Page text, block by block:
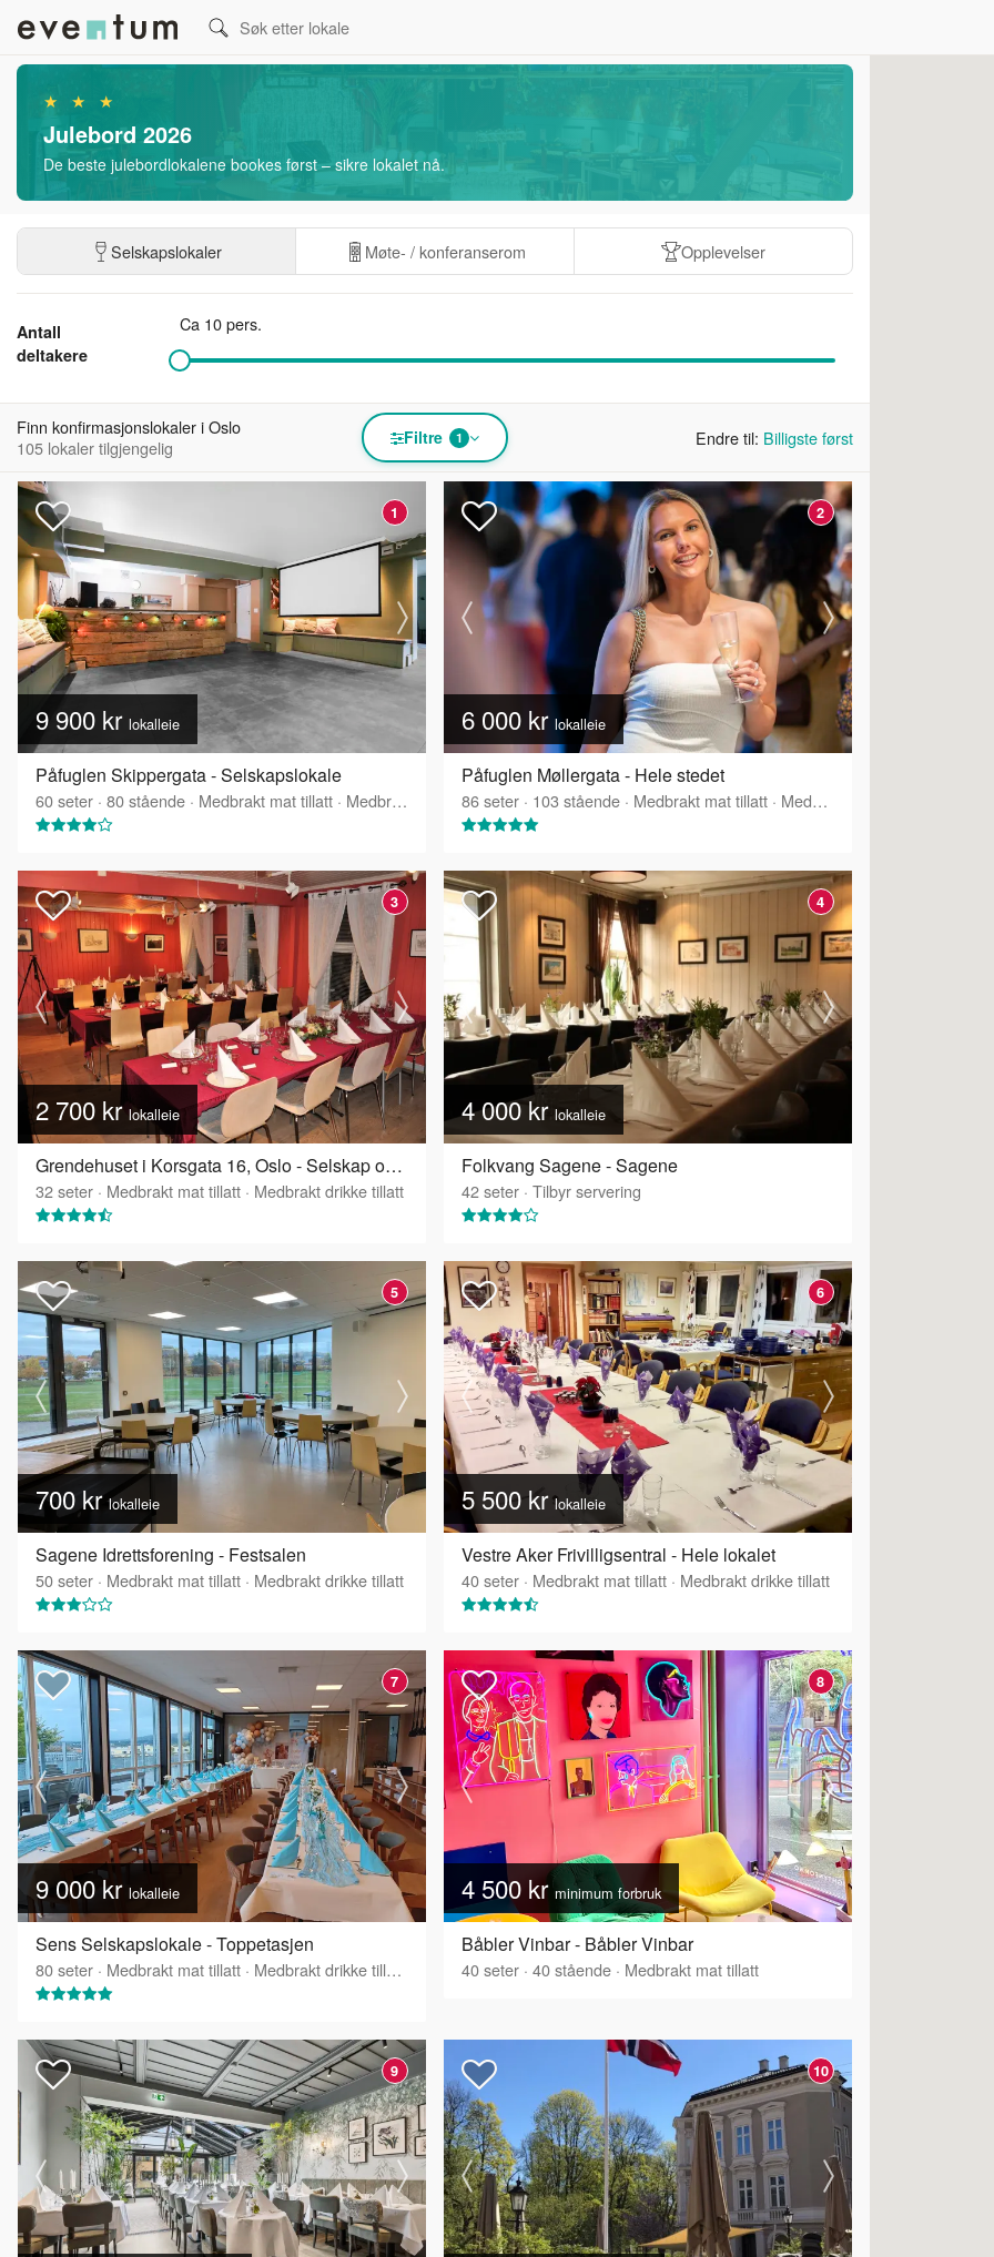
★ ★ ★
Julebord 2026
De beste julebordlokalene bookes først – sikre lokalet nå.
Selskapslokaler Møte- / konferanserom Opplevelser
Antall
deltakere
Ca 10 pers.
Finn konfirmasjonslokaler i Oslo
105 lokaler tilgjengelig
Filtre 1 Endre til: Billigste først
1
9 900 kr lokalleie
Påfuglen Skippergata - Selskapslokale
60seter · 80stående · Medbrakt mat tillatt · Medbrakt drikke tillatt ·Tilbyr servering
2
6 000 kr lokalleie
Påfuglen Møllergata - Hele stedet
86seter · 103 stående · Medbrakt mat tillatt · Medbrakt drikke tillatt
3
2 700 krlokalleie
Grendehuset i Korsgata 16, Oslo - Selskap og konferanselokale
32seter · Medbrakt mat tillatt · Medbrakt drikke tillatt
4
4 000 kr lokalleie
Folkvang Sagene - Sagene
42seter · Tilbyr servering
5
700 krlokalleie
Sagene Idrettsforening - Festsalen
50seter · Medbrakt mat tillatt · Medbrakt drikke tillatt
6
5 500 krlokalleie
Vestre Aker Frivilligsentral - Hele lokalet
40seter · Medbrakt mat tillatt · Medbrakt drikke tillatt
7
9 000 kr lokalleie
Sens Selskapslokale - Toppetasjen
80seter · Medbrakt mat tillatt · Medbrakt drikke tillatt Tilbyr servering
8
4 500 krminimum forbruk
Båbler Vinbar - Båbler Vinbar
40seter · 40stående · Medbrakt mat tillatt
9 10